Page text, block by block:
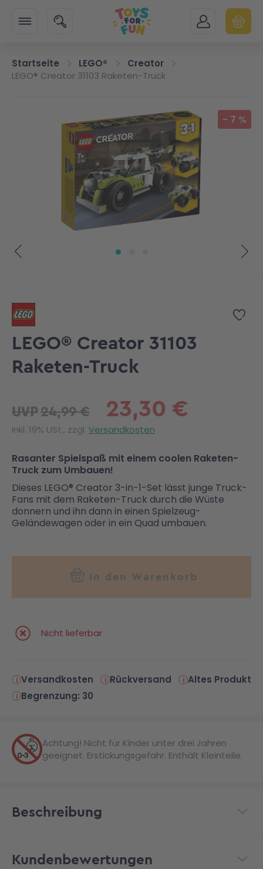
SUCHE MEIN KONTO
Startseite LEGO®
Creator
LEGO® Creator 31103 Raketen-Truck
Zum Ende der Bildgalerie springen - 7 %
Zur
LEGO® Creator 31103
Raketen-Truck
23,30 €
UVP24,99 €
Inkl. 19% USt., zzgl. Versandkosten
Rasanter Spielspaß mit einem coolen Raketen-
Truck zum Umbauen!
Dieses LEGO® Creator 3-in-1-Set lässt junge Truck-
Fans mit dem Raketen-Truck durch die Wüste
donnern und ihn dann in einen Spielzeug-
Geländewagen oder in ein Quad umbauen.
In den Warenkorb
Nicht lieferbar
Versandkosten Rückversand
Altes Produkt
Begrenzung: 30
Achtung! Nicht für Kinder unter drei Jahren
geeignet. Erstickungsgefahr. Enthält Kleinteile.
Beschreibung
Kundenbewertungen